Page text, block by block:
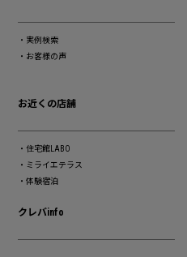
実例検索
お客様の声
お近くの店舗
住宅館LABO
ミライエテラス
体験宿泊
クレバinfo